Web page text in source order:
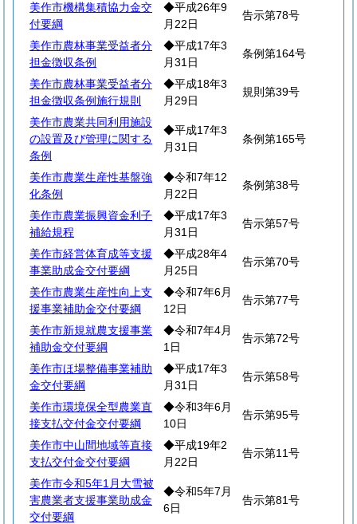
美作市機構集積協力金交
付要綱
◆平成26年9
月22日
告示第78号
美作市農林事業受益者分
担金徴収条例
◆平成17年3
月31日
条例第164号
美作市農林事業受益者分
担金徴収条例施行規則
◆平成18年3
月29日
規則第39号
美作市農業共同利用施設
の設置及び管理に関する
条例
◆平成17年3
月31日
条例第165号
美作市農業生産性基盤強
化条例
◆令和7年12
月22日
条例第38号
美作市農業振興資金利子
補給規程
◆平成17年3
月31日
告示第57号
美作市経営体育成等支援
事業助成金交付要綱
◆平成28年4
月25日
告示第70号
美作市農業生産性向上支
援事業補助金交付要綱
◆令和7年6月
12日
告示第77号
美作市新規就農支援事業
補助金交付要綱
◆令和7年4月
1日
告示第72号
美作市ほ場整備事業補助
金交付要綱
◆平成17年3
月31日
告示第58号
美作市環境保全型農業直
接支払交付金交付要綱
◆令和3年6月
10日
告示第95号
美作市中山間地域等直接
支払交付金交付要綱
◆平成19年2
月22日
告示第11号
美作市令和5年1月大雪被
害農業者支援事業助成金
交付要綱
◆令和5年7月
6日
告示第81号